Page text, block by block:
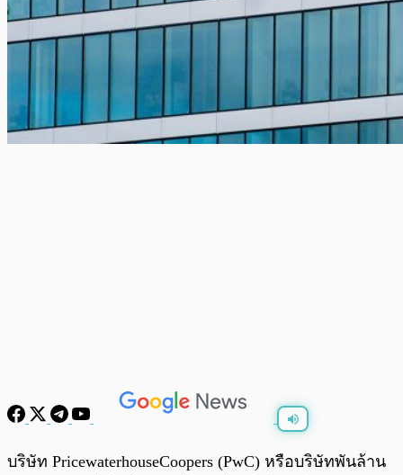
0:00 /0:00
บริษัท PricewaterhouseCoopers (PwC) หรือบริษัทพันล้าน